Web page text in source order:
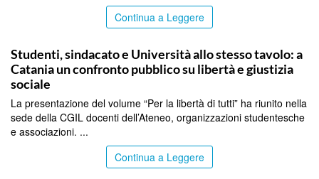
Continua a Leggere
Studenti, sindacato e Università allo stesso tavolo: a
Catania un confronto pubblico su libertà e giustizia
sociale
La presentazione del volume “Per la libertà di tutti” ha riunito nella
sede della CGIL docenti dell’Ateneo, organizzazioni studentesche
e associazioni. ...
Continua a Leggere